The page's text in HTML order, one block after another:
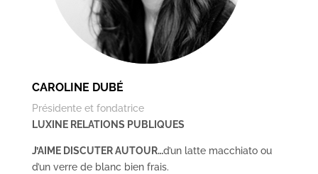
CAROLINE DUBÉ
Présidente et fondatrice
LUXINE RELATIONS PUBLIQUES
J’AIME DISCUTER AUTOUR…d’un latte macchiato ou
d’un verre de blanc bien frais.